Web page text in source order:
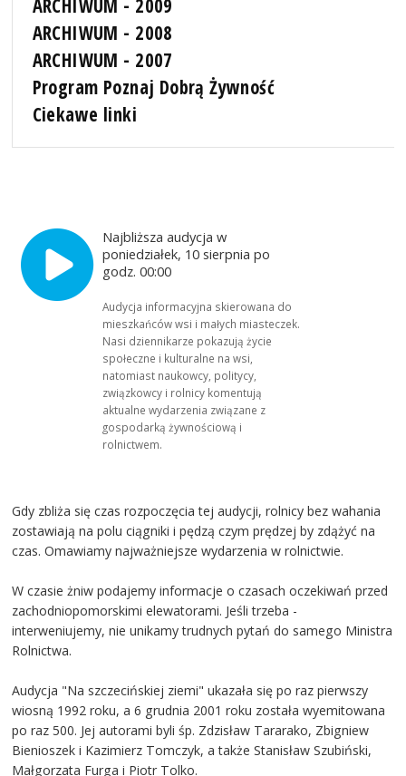
ARCHIWUM - 2009
ARCHIWUM - 2008
ARCHIWUM - 2007
Program Poznaj Dobrą Żywność
Ciekawe linki
Najbliższa audycja w
poniedziałek, 10 sierpnia po
godz. 00:00
Audycja informacyjna skierowana do
mieszkańców wsi i małych miasteczek.
Nasi dziennikarze pokazują życie
społeczne i kulturalne na wsi,
natomiast naukowcy, politycy,
związkowcy i rolnicy komentują
aktualne wydarzenia związane z
gospodarką żywnościową i
rolnictwem.
Gdy zbliża się czas rozpoczęcia tej audycji, rolnicy bez wahania
zostawiają na polu ciągniki i pędzą czym prędzej by zdążyć na
czas. Omawiamy najważniejsze wydarzenia w rolnictwie.
W czasie żniw podajemy informacje o czasach oczekiwań przed
zachodniopomorskimi elewatorami. Jeśli trzeba -
interweniujemy, nie unikamy trudnych pytań do samego Ministra
Rolnictwa.
Audycja "Na szczecińskiej ziemi" ukazała się po raz pierwszy
wiosną 1992 roku, a 6 grudnia 2001 roku została wyemitowana
po raz 500. Jej autorami byli śp. Zdzisław Tararako, Zbigniew
Bienioszek i Kazimierz Tomczyk, a także Stanisław Szubiński,
Małgorzata Furga i Piotr Tolko.